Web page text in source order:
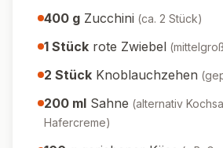
400 g Zucchini (ca. 2 Stück)
1 Stück rote Zwiebel (mittelgroß
2 Stück Knoblauchzehen (
200 ml Sahne (alternativ
Hafercreme)